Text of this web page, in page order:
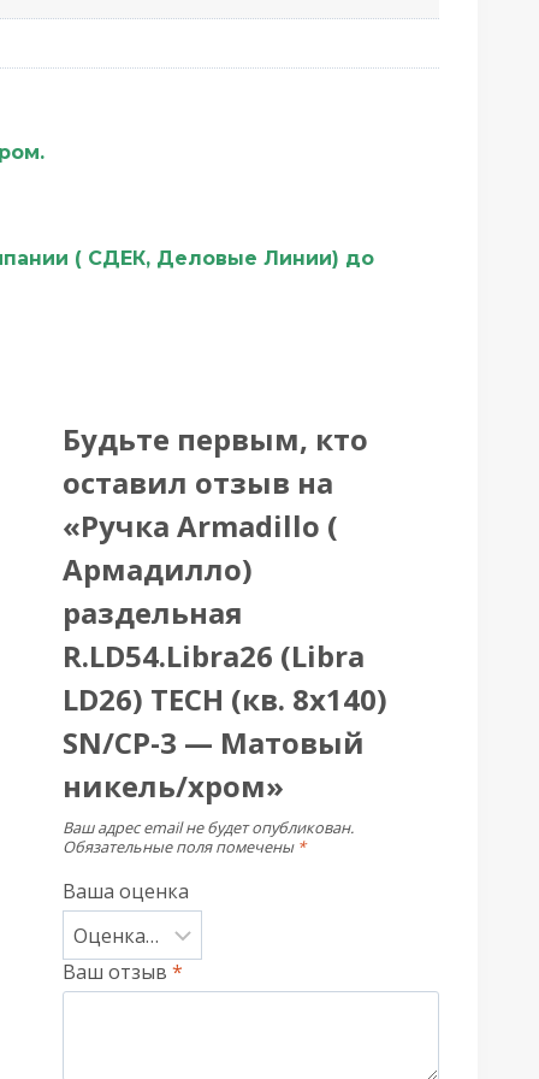
( СДЕК, Деловые Линии) до
Будьте первым, кто
оставил отзыв на
«Ручка Armadillo (
Армадилло)
раздельная
R.LD54.Libra26 (Libra
LD26) TECH (кв. 8х140)
SN/CP-3 — Матовый
никель/хром»
Ваш адрес email не будет опубликован.
Обязательные поля помечены *
Ваша оценка
Ваш отзыв *